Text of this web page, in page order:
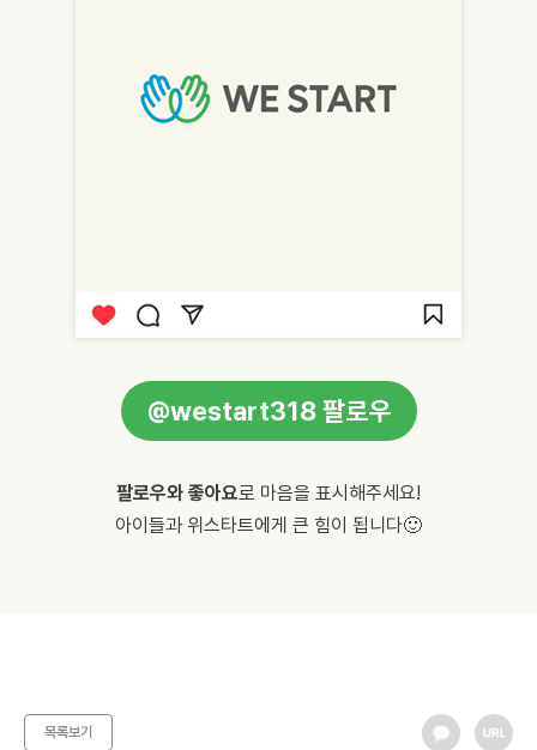
@westart318 팔로우
팔로우와 좋아요로 마음을 표시해주세요!
아이들과 위스타트에게 큰 힘이 됩니다🙂
목록보기